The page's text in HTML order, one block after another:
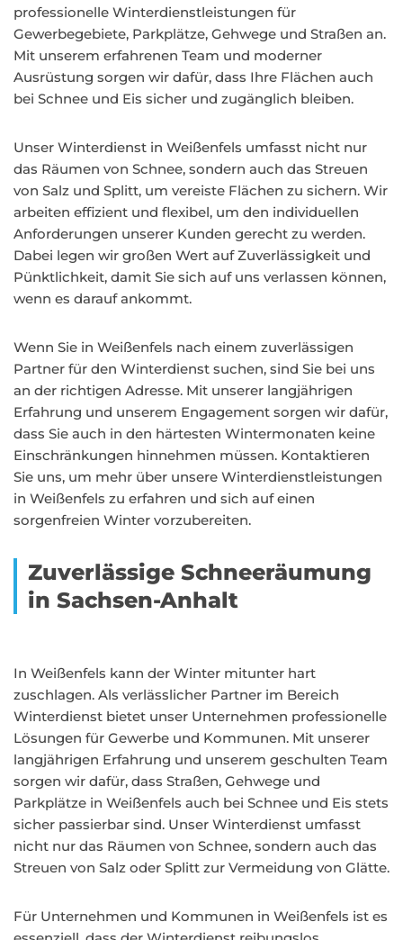
professionelle Winterdienstleistungen für
Gewerbegebiete, Parkplätze, Gehwege und Straßen an.
Mit unserem erfahrenen Team und moderner
Ausrüstung sorgen wir dafür, dass Ihre Flächen auch
bei Schnee und Eis sicher und zugänglich bleiben.
Unser Winterdienst in Weißenfels umfasst nicht nur
das Räumen von Schnee, sondern auch das Streuen
von Salz und Splitt, um vereiste Flächen zu sichern. Wir
arbeiten effizient und flexibel, um den individuellen
Anforderungen unserer Kunden gerecht zu werden.
Dabei legen wir großen Wert auf Zuverlässigkeit und
Pünktlichkeit, damit Sie sich auf uns verlassen können,
wenn es darauf ankommt.
Wenn Sie in Weißenfels nach einem zuverlässigen
Partner für den Winterdienst suchen, sind Sie bei uns
an der richtigen Adresse. Mit unserer langjährigen
Erfahrung und unserem Engagement sorgen wir dafür,
dass Sie auch in den härtesten Wintermonaten keine
Einschränkungen hinnehmen müssen. Kontaktieren
Sie uns, um mehr über unsere Winterdienstleistungen
in Weißenfels zu erfahren und sich auf einen
sorgenfreien Winter vorzubereiten.
Zuverlässige Schneeräumung
in Sachsen-Anhalt
In Weißenfels kann der Winter mitunter hart
zuschlagen. Als verlässlicher Partner im Bereich
Winterdienst bietet unser Unternehmen professionelle
Lösungen für Gewerbe und Kommunen. Mit unserer
langjährigen Erfahrung und unserem geschulten Team
sorgen wir dafür, dass Straßen, Gehwege und
Parkplätze in Weißenfels auch bei Schnee und Eis stets
sicher passierbar sind. Unser Winterdienst umfasst
nicht nur das Räumen von Schnee, sondern auch das
Streuen von Salz oder Splitt zur Vermeidung von Glätte.
Für Unternehmen und Kommunen in Weißenfels ist es